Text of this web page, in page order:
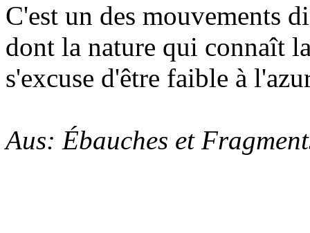
C'est un des mouvements
dont la nature qui connaît
s'excuse d'être faible à
Aus: Ébauches et